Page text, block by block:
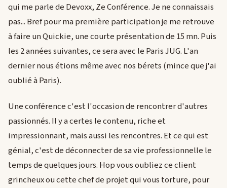
qui me parle de Devoxx, Ze Conférence. Je ne connaissais
pas... Bref pour ma première participation je me retrouve
à faire un Quickie, une courte présentation de 15 mn. Puis
les 2 années suivantes, ce sera avec le Paris JUG. L'an
dernier nous étions même avec nos bérets (mince que j'ai
oublié à Paris).
Une conférence c'est l'occasion de rencontrer d'autres
passionnés. Il y a certes le contenu, riche et
impressionnant, mais aussi les rencontres. Et ce qui est
génial, c'est de déconnecter de sa vie professionnelle le
temps de quelques jours. Hop vous oubliez ce client
grincheux ou cette chef de projet qui vous torture, pour